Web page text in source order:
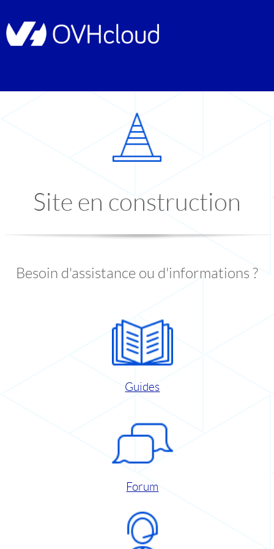
Site en construction
Besoin d'assistance ou d'informations ?
Guides
Forum